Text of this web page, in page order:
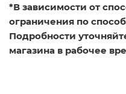
iPhone 16e
Все категории (12)
iPad Pro 13 M4 (2024)
Все категории (9)
iMac
Mac Studio
Galaxy Z Flip 7
Все категории (17)
*В зависимости от
ограничения по
Подробности
магазина в рабочее